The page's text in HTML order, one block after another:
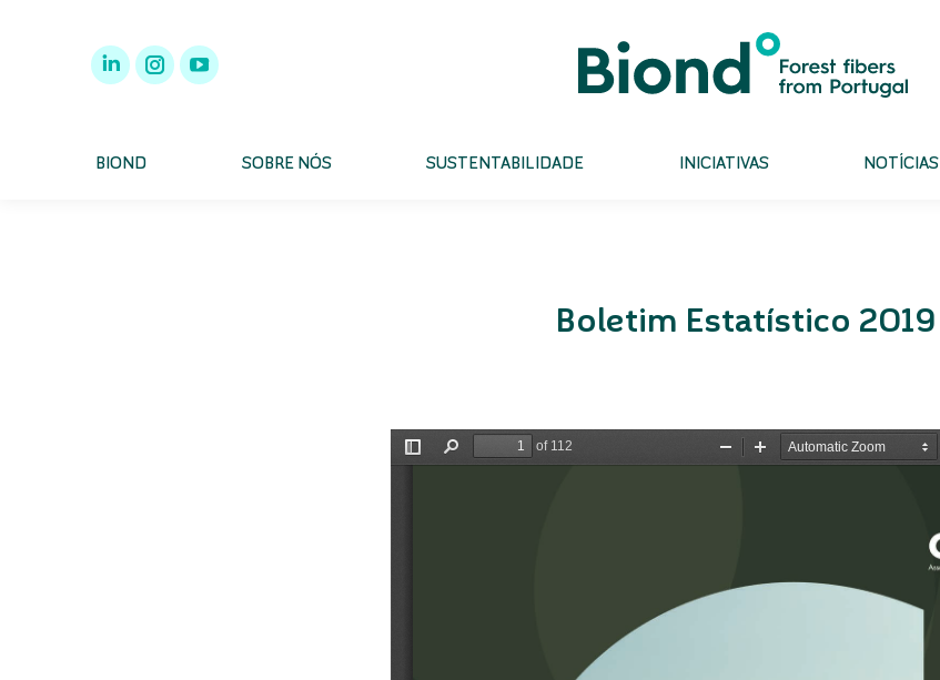
BIOND SOBRE NÓS SUSTENTABILIDADE INICIATIVAS NOTÍCIAS
Boletim Estatístico 2019